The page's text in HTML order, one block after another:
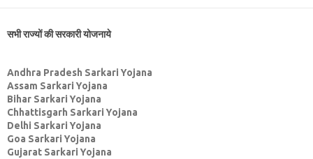
सभी राज्यों की सरकारी योजनाये
Andhra Pradesh Sarkari Yojana
Assam Sarkari Yojana
Bihar Sarkari Yojana
Chhattisgarh Sarkari Yojana
Delhi Sarkari Yojana
Goa Sarkari Yojana
Gujarat Sarkari Yojana